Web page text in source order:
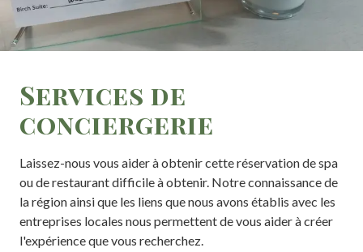
Services de
conciergerie
Laissez-nous vous aider à obtenir cette réservation de spa
ou de restaurant difficile à obtenir. Notre connaissance de
la région ainsi que les liens que nous avons établis avec les
entreprises locales nous permettent de vous aider à créer
l'expérience que vous recherchez.